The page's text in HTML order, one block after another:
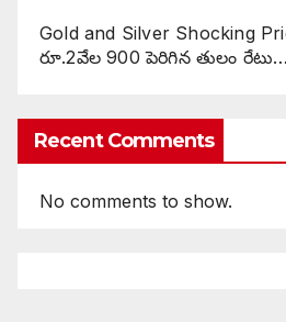
Gold and Silver Shocking
రూ.2వేల 900 పెరిగిన తులం రేటు…
Recent Comments
No comments to show.